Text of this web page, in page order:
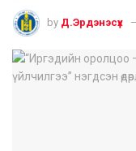
by Д.Эрдэнэсүх